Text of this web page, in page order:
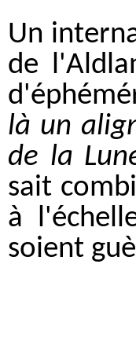
Un
de
là un
de la
sait
à
soient